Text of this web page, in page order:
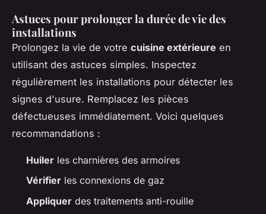
Astuces pour prolonger la durée de vie des
installations
Prolongez la vie de votre cuisine extérieure en
utilisant des astuces simples. Inspectez
régulièrement les installations pour détecter les
signes d'usure. Remplacez les pièces
défectueuses immédiatement. Voici quelques
recommandations :
Huiler les charnières des armoires
Vérifier les connexions de gaz
Appliquer des traitements anti-rouille